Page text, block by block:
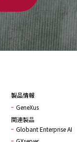
製品情報
GeneXus
関連製品
Globant Enterprise AI